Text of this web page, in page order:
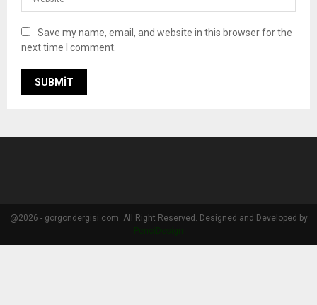
Save my name, email, and website in this browser for the
next time I comment.
@2026 - gorgondergisi.com. All Right Reserved. Designed and Developed by